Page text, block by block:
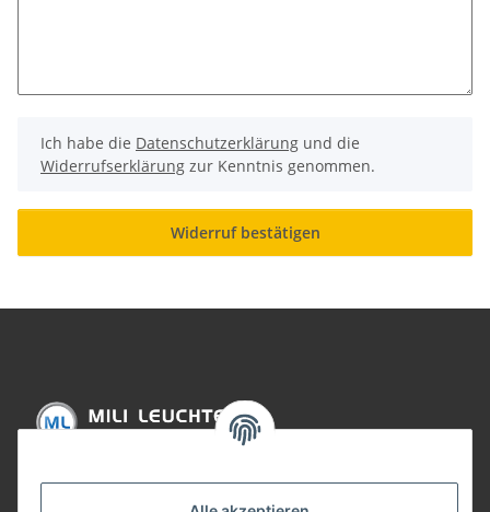
Ich habe die Datenschutzerklärung und die
Widerrufserklärung zur Kenntnis genommen.
Widerruf bestätigen